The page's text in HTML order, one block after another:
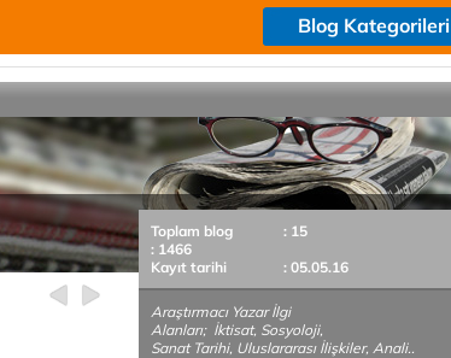
Blog Kategorileri
Toplam blog
: 15
: 1466
Kayıt tarihi
: 05.05.16
Araştırmacı Yazar İlgi
Alanları; İktisat, Sosyoloji,
Sanat Tarihi, Uluslararası İlişkiler, Anali..